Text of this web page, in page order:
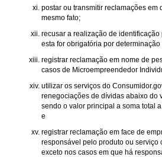
postar ou transmitir reclamações em
mesmo fato;
recusar a realização de identificação
esta for obrigatória por determinação
registrar reclamação em nome de
casos de Microempreendedor
utilizar os serviços do
renegociações de dívidas abaixo do
sendo o valor principal a soma total
e
registrar reclamação em face de
responsável pelo produto ou serviço
exceto nos casos em que há